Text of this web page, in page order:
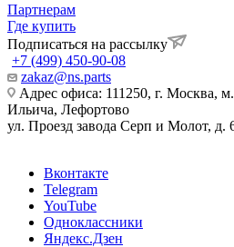
Партнерам
Где купить
Подписаться на рассылку
+7 (499) 450-90-08
zakaz@ns.parts
Адрес офиса: 111250, г. Москва,
Ильича, Лефортово
ул. Проезд завода Серп и Молот, д.
Вконтакте
Telegram
YouTube
Одноклассники
Яндекс.Дзен